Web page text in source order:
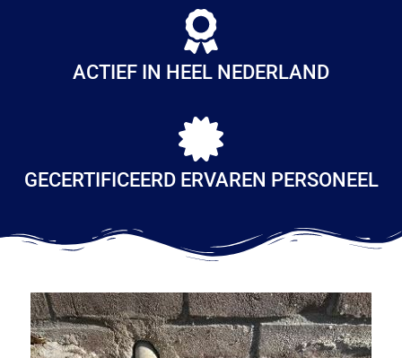
ACTIEF IN HEEL NEDERLAND
GECERTIFICEERD ERVAREN PERSONEEL